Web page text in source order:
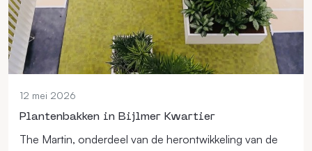
12 mei 2026
Plantenbakken in Bijlmer Kwartier
The Martin, onderdeel van de herontwikkeling van de